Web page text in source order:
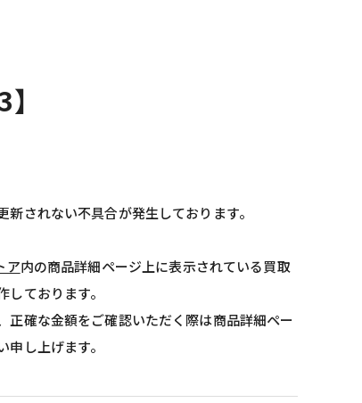
されない不具合が発生しております。
ア内の商品詳細ページ上に表示されている買取
しております。
正確な金額をご確認いただく際は商品詳細ペー
し上げます。